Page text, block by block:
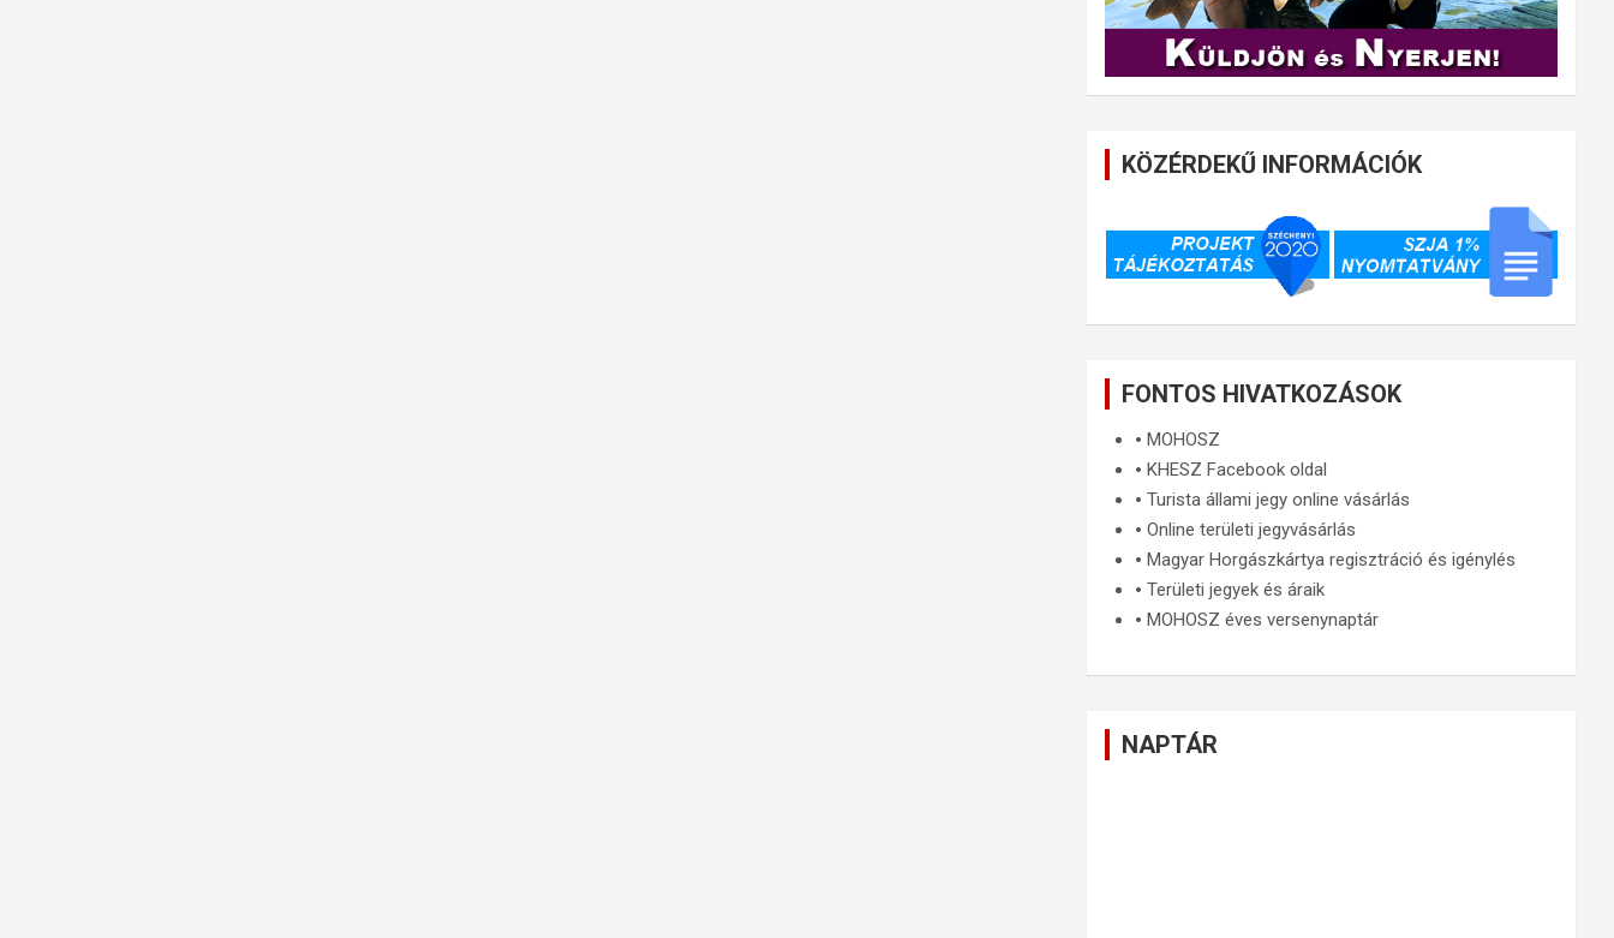
KÖZÉRDEKŰ INFORMÁCIÓK
FONTOS HIVATKOZÁSOK
🞄MOHOSZ
🞄KHESZ Facebook oldal
🞄Turista állami jegy online vásárlás
🞄Online területi jegyvásárlás
🞄Magyar Horgászkártya regisztráció és igénylés
🞄Területi jegyek és áraik
🞄MOHOSZ éves versenynaptár
NAPTÁR